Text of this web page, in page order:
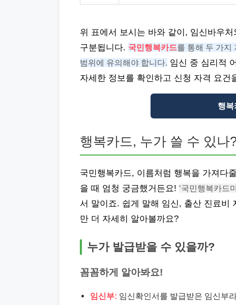
위 표에서 보시는 바와 같이, 임신바우
구분됩니다. 국민행복카드를 통해 두 가지
범위에 유의해야 합니다. 임신 중 심리적
자세한 정보를 확인하고 신청 자격 요건
행복
행복카드, 누가 쓸 수 있나
국민행복카드, 이름처럼 행복을 가져다
을 때 엄청 궁금했거든요! ‘국민행복카드
서 말이죠. 쉽게 말해 임신, 출산 진료비
만 더 자세히 알아볼까요?
누가 발급받을 수 있을까?
꼼꼼하게 알아봐요!
임신부: 임신확인서를 발급받은 임신부